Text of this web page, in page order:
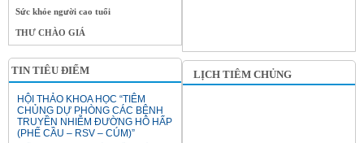
Sức khỏe người cao tuổi
THƯ CHÀO GIÁ
TIN TIÊU ĐIỂM
HỘI THẢO KHOA HỌC “TIÊM
CHỦNG DỰ PHÒNG CÁC BỆNH
TRUYỀN NHIỄM ĐƯỜNG HÔ HẤP
(PHẾ CẦU – RSV – CÚM)”
LỊCH TIÊM CHỦNG